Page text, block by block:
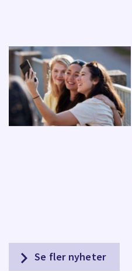
Se fler nyheter